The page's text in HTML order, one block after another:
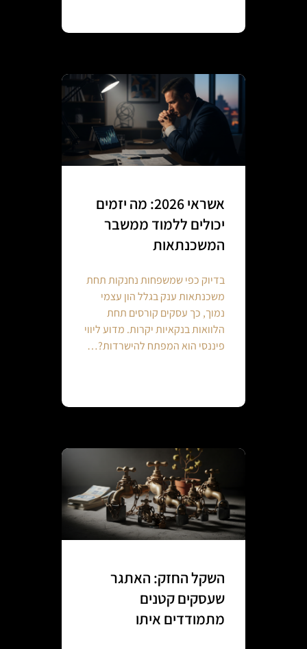
אשראי 2026: מה יזמים
יכולים ללמוד ממשבר
המשכנתאות
בדיוק כפי שמשפחות נחנקות תחת
משכנתאות ענק בגלל הון עצמי
נמוך, כך עסקים קורסים תחת
הלוואות בנקאיות יקרות. מדוע ליווי
פיננסי הוא המפתח להישרדות?…
השקל החזק: האתגר
שעסקים קטנים
מתמודדים איתו